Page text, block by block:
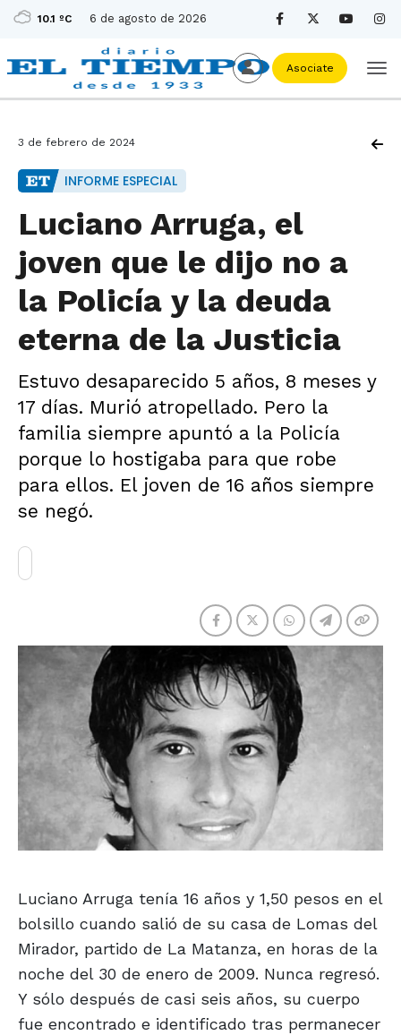
10.1 ºC 6 de agosto de 2026
Asociate
3 de febrero de 2024
INFORME ESPECIAL
Luciano Arruga, el
joven que le dijo no a
la Policía y la deuda
eterna de la Justicia
Estuvo desaparecido 5 años, 8 meses y
17 días. Murió atropellado. Pero la
familia siempre apuntó a la Policía
porque lo hostigaba para que robe
para ellos. El joven de 16 años siempre
se negó.
Luciano Arruga tenía 16 años y 1,50 pesos en el
bolsillo cuando salió de su casa de Lomas del
Mirador, partido de La Matanza, en horas de la
noche del 30 de enero de 2009. Nunca regresó.
Y sólo después de casi seis años, su cuerpo
fue encontrado e identificado tras permanecer